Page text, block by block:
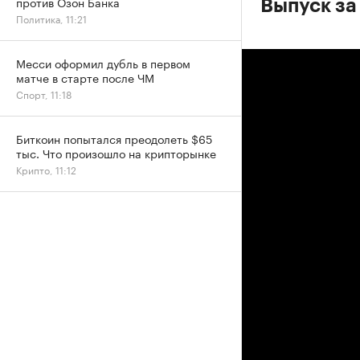
Выпуск
Политика, 11:21
Месси оформил дубль в первом
матче в старте после ЧМ
Спорт, 11:18
Биткоин попытался преодолеть $65
тыс. Что произошло на крипторынке
Крипто, 11:12